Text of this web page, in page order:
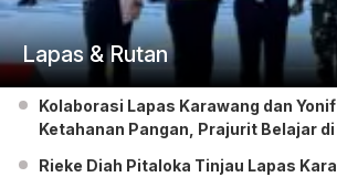
Lapas & Rutan
Kolaborasi Lapas Karawang dan
Ketahanan Pangan, Prajurit Belajar
Rieke Diah Pitaloka Tinjau Lapas